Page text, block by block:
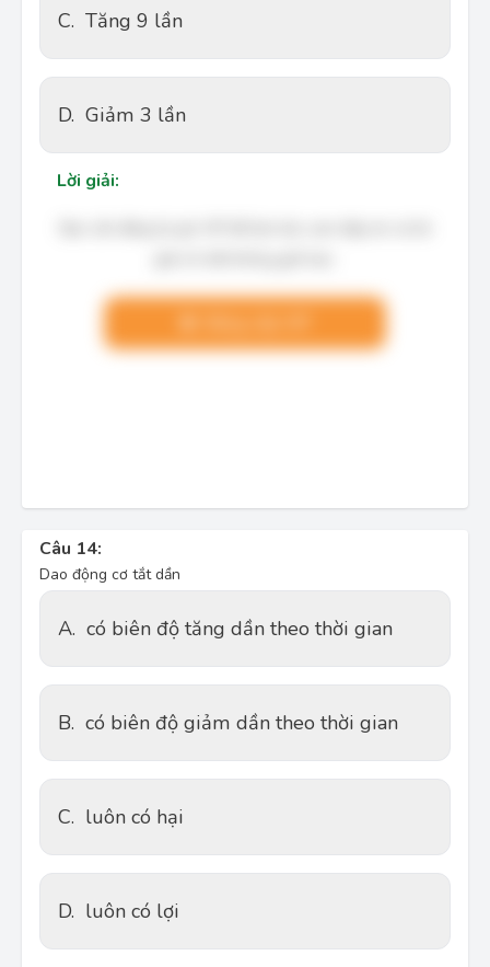
C. Tăng 9 lần
D. Giảm 3 lần
Lời giải:
Câu 14:
Dao động cơ tắt dần
A. có biên độ tăng dần theo thời gian
B. có biên độ giảm dần theo thời gian
C. luôn có hại
D. luôn có lợi